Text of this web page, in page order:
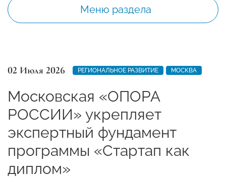
Меню раздела
02 Июля 2026 РЕГИОНАЛЬНОЕ РАЗВИТИЕ МОСКВА
Московская «ОПОРА
РОССИИ» укрепляет
экспертный фундамент
программы «Стартап как
диплом»